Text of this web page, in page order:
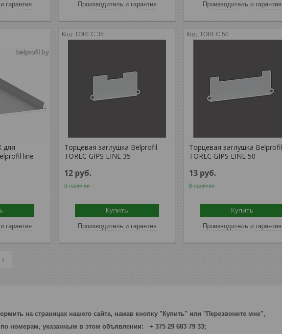
гарантия Производитель и гарантия Производитель и гарантия
для
line
гарантия
TOREC 35
Торцевая заглушка Belprofil
TOREC GIPS LINE 35
12 руб.
В наличии
Купить
Производитель и гарантия
TOREC 50
Торцевая заглушка Belprofil
TOREC GIPS LINE 50
13 руб.
В наличии
Купить
Производитель и гарантия
на страницах нашего сайта, нажав кнопку "Купить" или "Перезвоните мне",
по номерам, указанным в этом объявлении: + 375 29 683 79 33;